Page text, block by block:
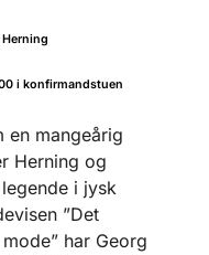
i konfirmandstuen
en mangeårig
Herning og
i jysk
”Det
har Georg